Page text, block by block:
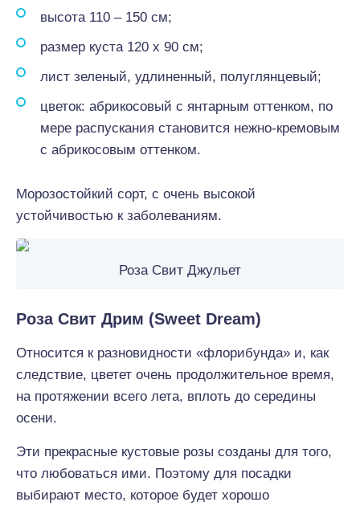
высота 110 – 150 см;
размер куста 120 х 90 см;
лист зеленый, удлиненный, полуглянцевый;
цветок: абрикосовый с янтарным оттенком, по
мере распускания становится нежно-кремовым
с абрикосовым оттенком.
Морозостойкий сорт, с очень высокой
устойчивостью к заболеваниям.
Роза Свит Джульет
Роза Свит Дрим (Sweet Dream)
Относится к разновидности «флорибунда» и, как
следствие, цветет очень продолжительное время,
на протяжении всего лета, вплоть до середины
осени.
Эти прекрасные кустовые розы созданы для того,
что любоваться ими. Поэтому для посадки
выбирают место, которое будет хорошо